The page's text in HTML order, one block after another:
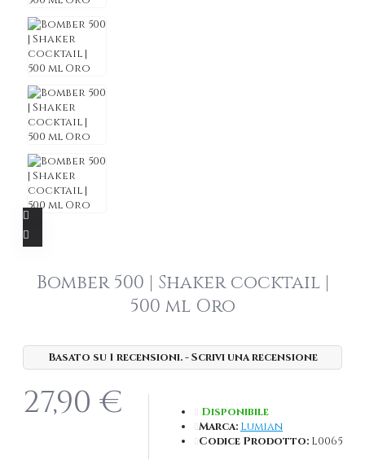
Bomber 500 | Shaker cocktail |
500 ml Oro
Basato su 1 recensioni.-Scrivi una recensione
27,90 €
Disponibile
Marca: Lumian
Codice Prodotto: L0065